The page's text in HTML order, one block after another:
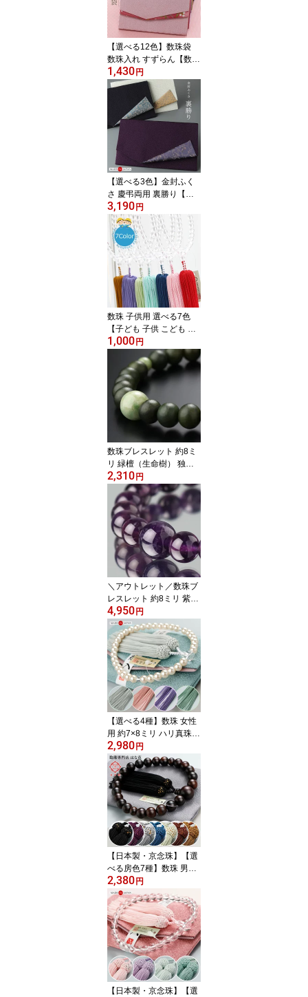
【選べる12色】数珠袋
数珠入れ すずらん【数珠
葬儀 葬式 お通夜 お墓参
り 収納 念珠袋 念珠入れ
数珠ケース 女性用 レデ
ィース 日本製 おしゃれ
可愛い マグネット 黒 紫
赤 茶 ピンク パープル ブ
ラック 人気 売れてま
す！ RM 111010031】
【ネコポス便220円の
み】
1,430 円
【選べる3色】金封ふく
さ 慶弔両用 裏勝り【袱
紗 数珠 通夜 葬儀 法事 結
婚式 慶弔兼用 男性用 女
性用 男女兼用 ちりめん
香典 記念品 おしゃれ 成
人式 記念品 紫 紺 灰白 イ
チオシ 売れてます！ 200
0600200358】【ネコポ
ス便送料無料】
3,190 円
数珠 子供用 選べる7色
【子ども 子供 こども お
子様 キッズ 男の子用 女
の子用 兄弟 姉妹 念珠 卒
園記念品 保育園 かわい
い ピンク ブルー グリー
ン パープル レッド 青 緑
赤 紫 宗派共通 プレゼン
ト RM 200050020011
3】【ネコポス便送料無
料】
1,000 円
数珠ブレスレット 約8ミ
リ 緑檀（生命樹） 独山
玉【腕輪念珠 念誦 パワ
ーストーン 天然石 ブレ
ス ソージュライト 天然
木 メンズ 男性用 女性用
BIM 107080045】【ネコ
ポス便送料220円】
2,310 円
＼アウトレット／数珠ブ
レスレット 約8ミリ 紫水
晶 【腕輪念珠 紫水晶 パ
ワーストーン アメジスト
アメシスト お守り 2月の
誕生石 パープル 女性用
レディース amethyst JB
BIM 2000800303071】
【NKG26A】【ネコポス
便送料無料】
4,950 円
【選べる4種】数珠 女性
用 約7×8ミリ ハリ真珠
人絹房【略式数珠 京念珠
京都 真珠風 満中蔭 志 ピ
ンク 藤 グリーン パール
記念品 宗派共通 姉妹 親
子 マイ数珠 売れてま
す！ イチオシ RM RJ JI
M 2000200103011】
【数珠袋付き】【ネコポ
ス便送料無料】
2,980 円
【日本製・京念珠】【選
べる房色7種】数珠 男性
用 22玉 縞黒檀 （艶消
し） 人絹房【略式数珠
黒檀 こくたん 京都 天然
木 木製 記念品 黒色 茶色
マイ数珠 RD RM DIM 20
00100100356】【数珠
袋付き】【ネコポス便送
料無料】
2,380 円
【日本製・京念珠】【選